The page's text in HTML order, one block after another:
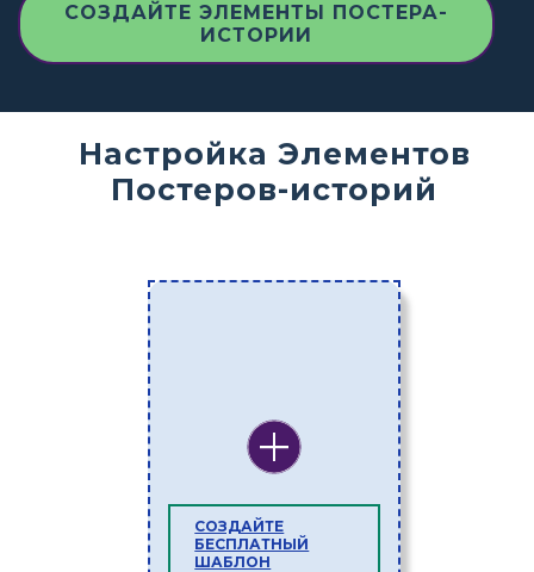
СОЗДАЙТЕ ЭЛЕМЕНТЫ ПОСТЕРА-
ИСТОРИИ
Настройка Элементов
Постеров-историй
СОЗДАЙТЕ
БЕСПЛАТНЫЙ
ШАБЛОН